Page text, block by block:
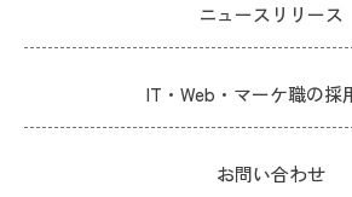
ニュースリリース
IT・Web・マーケ職の採
お問い合わせ